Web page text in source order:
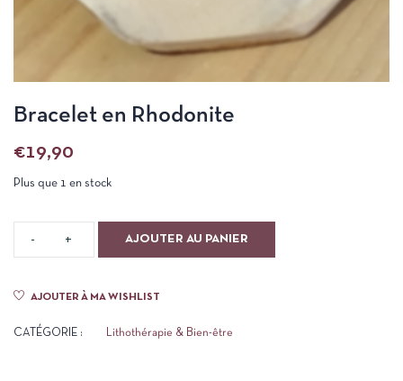
Bracelet en Rhodonite
€19,90
Plus que 1 en stock
AJOUTER AU PANIER
AJOUTER À MA WISHLIST
CATÉGORIE : Lithothérapie & Bien-être